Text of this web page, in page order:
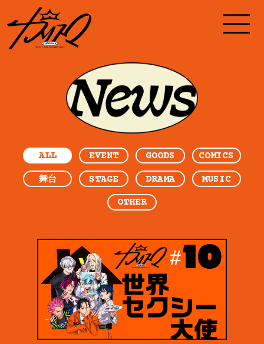
ALL EVENT GOODS COMICS
舞台 STAGE DRAMA MUSIC
OTHER